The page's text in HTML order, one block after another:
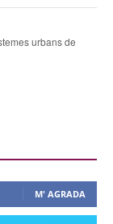
urbans de
M' AGRADA